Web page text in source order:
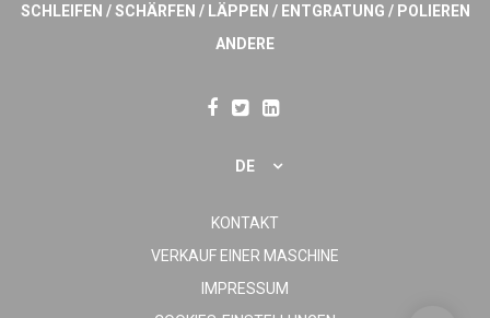
SCHLEIFEN / SCHÄRFEN / LÄPPEN / ENTGRATUNG / POLIEREN
ANDERE
DE
KONTAKT
VERKAUF EINER MASCHINE
IMPRESSUM